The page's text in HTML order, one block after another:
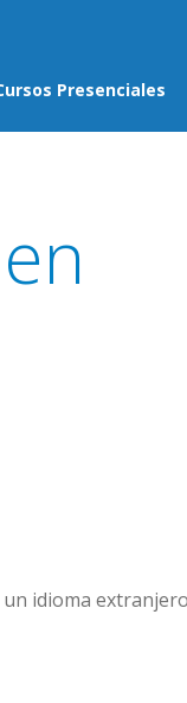
Presenciales
en
idioma